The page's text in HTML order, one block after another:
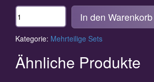
Anzahl In den Warenkorb
Kategorie: Mehrteilige Sets
Ähnliche Produkte